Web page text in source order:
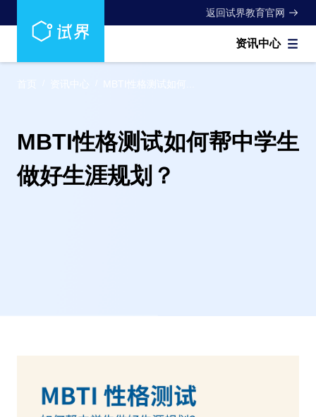
返回试界教育官网
资讯中心
MBTI性格测试如何...
MBTI性格测试如何帮中学生
做好生涯规划？